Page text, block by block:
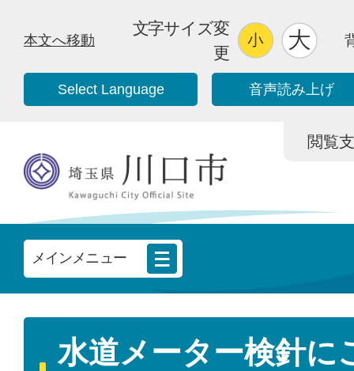
本文へ移動
文字サイズ変
更
Select Language 音声読み上げ
閲覧
メインメニュー
水道メーター検針に